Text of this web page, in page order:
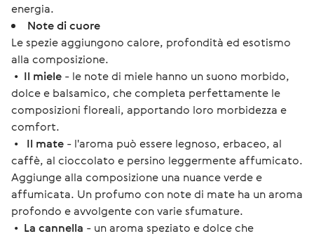
energia.
Note di cuore
Le spezie aggiungono calore, profondità ed esotismo
alla composizione.
• Il miele - le note di miele hanno un suono morbido,
dolce e balsamico, che completa perfettamente le
composizioni floreali, apportando loro morbidezza e
comfort.
• Il mate - l'aroma può essere legnoso, erbaceo, al
caffè, al cioccolato e persino leggermente affumicato.
Aggiunge alla composizione una nuance verde e
affumicata. Un profumo con note di mate ha un aroma
profondo e avvolgente con varie sfumature.
• La cannella - un aroma speziato e dolce che